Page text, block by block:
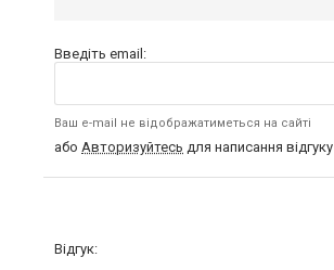
Введіть email:
Ваш e-mail не відображатиметься на сайті
або Авторизуйтесь для написання відгуку
Відгук: